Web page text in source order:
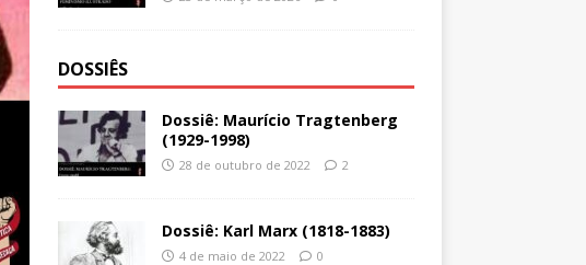
DOSSIÊS
Dossiê: Maurício Tragtenberg
(1929-1998)
28 de outubro de 2022 2
Dossiê: Karl Marx (1818-1883)
4 de maio de 2022 0